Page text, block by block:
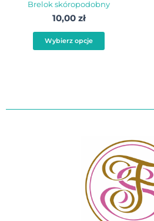
Brelok skóropodobny
10,00 zł
Wybierz opcje
produktu